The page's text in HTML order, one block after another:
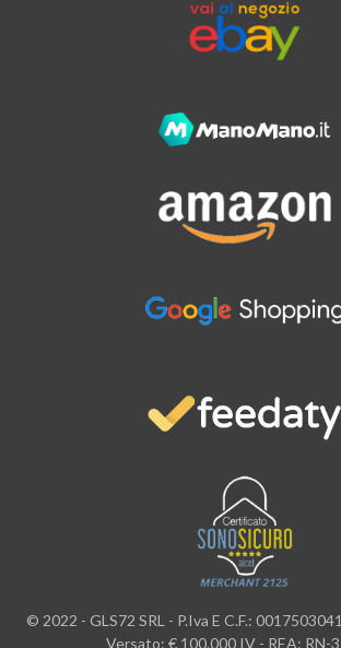
© 2022 - GLS72 SRL - P.Iva E C.F.:
Versato: € 100.000 IV - REA: RN-